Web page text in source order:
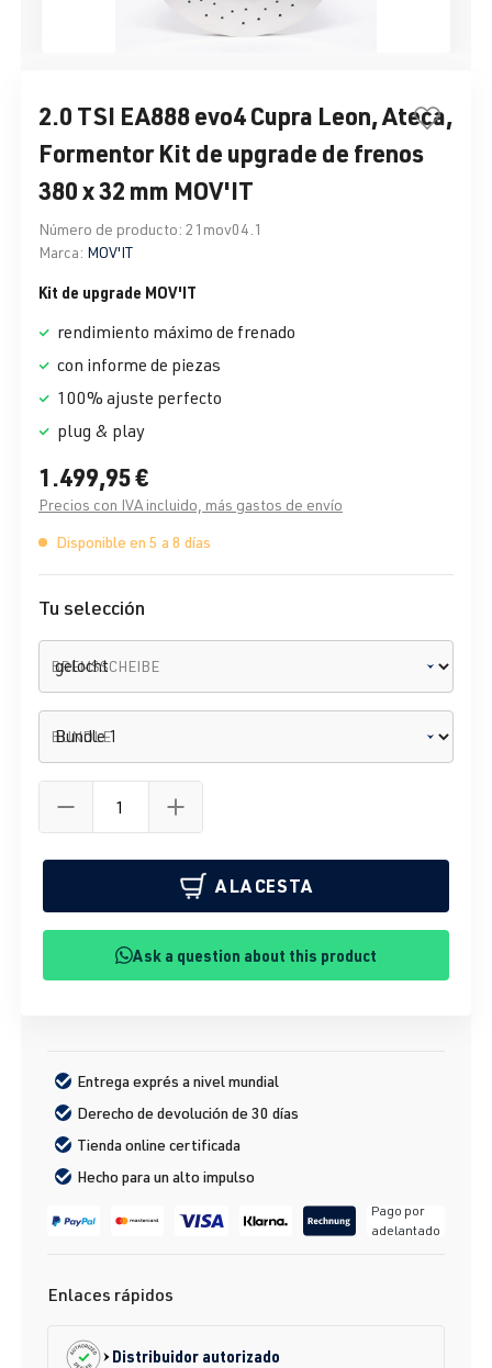
2.0 TSI EA888 evo4 Cupra Leon, Ateca,
Formentor Kit de upgrade de frenos
380 x 32 mm MOV'IT
Número de producto: 21mov04.1
Marca: MOV'IT
Kit de upgrade MOV'IT
rendimiento máximo de frenado
con informe de piezas
100% ajuste perfecto
plug & play
1.499,95 €
Precios con IVA incluido, más gastos de envío
Disponible en 5 a 8 días
Tu selección
BREMSSCHEIBE
BUNDLE
A LA CESTA
Ask a question about this product
Entrega exprés a nivel mundial
Derecho de devolución de 30 días
Tienda online certificada
Hecho para un alto impulso
Pago por
adelantado
Enlaces rápidos
Distribuidor autorizado